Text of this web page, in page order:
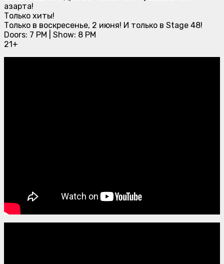
азарта!
Только хиты!
Только в воскресенье, 2 июня! И только в Stage 48!
Doors: 7 PM | Show: 8 PM
21+